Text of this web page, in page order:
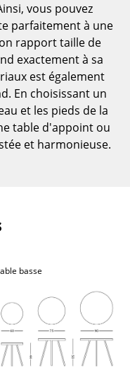
vous pouvez
parfaitement à une
rapport taille de
exactement à sa
est également
En choisissant un
et les pieds de la
table d'appoint ou
et harmonieuse.
basse